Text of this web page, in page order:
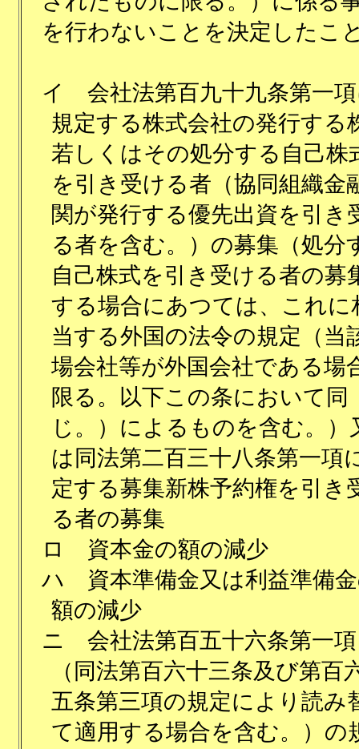
を行わないことを決定したこ
イ
会社法第百九十九条第一
規定する株式会社の発行する
若しくはその処分する自己株
を引き受ける者（協同組織金
関が発行する優先出資を引き
る者を含む。）の募集（処分
自己株式を引き受ける者の募
する場合にあつては、これに
当する外国の法令の規定（当
場会社等が外国会社である場
限る。以下この条において同
じ。）によるものを含む。）
は同法第二百三十八条第一項
定する募集新株予約権を引き
る者の募集
ロ
資本金の額の減少
ハ
資本準備金又は利益準備
額の減少
ニ
会社法第百五十六条第一項
（同法第百六十三条及び第百
五条第三項の規定により読み
て適用する場合を含む。）の